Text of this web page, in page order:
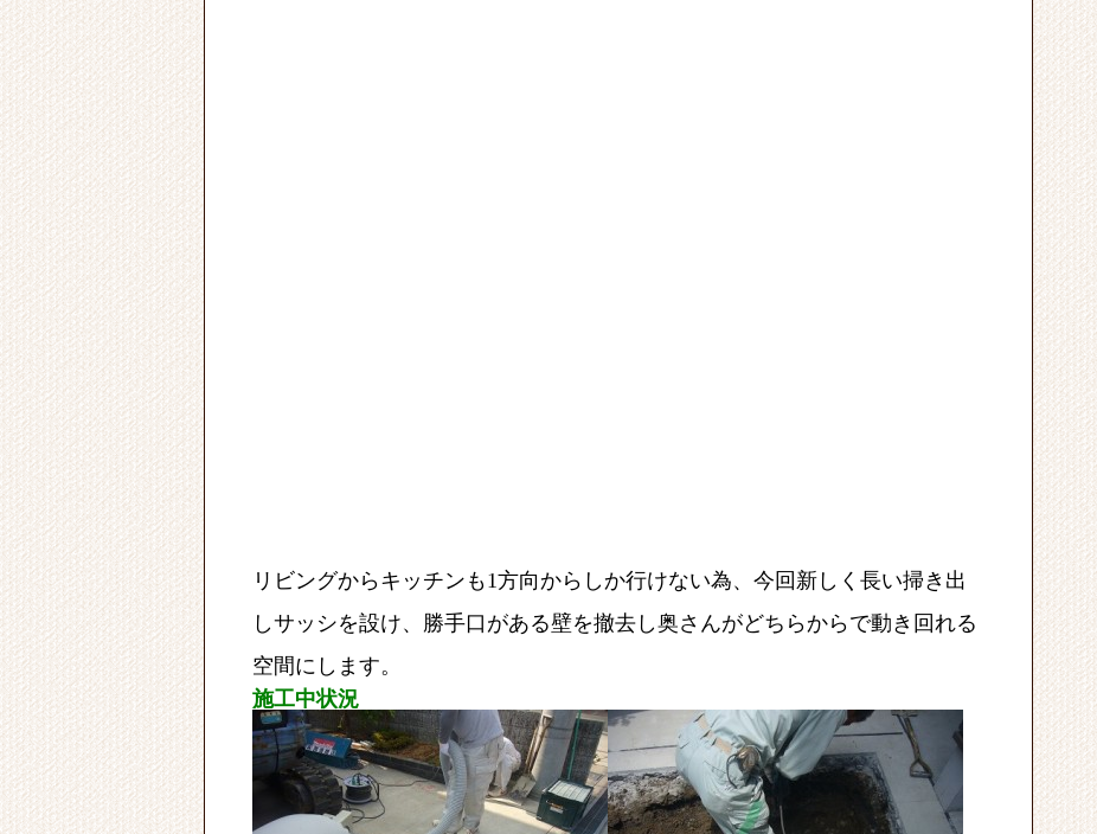
リビングからキッチンも1方向からしか行けない為、今回新しく長い掃き出
しサッシを設け、勝手口がある壁を撤去し奥さんがどちらからで動き回れる
空間に します。
施工中状況